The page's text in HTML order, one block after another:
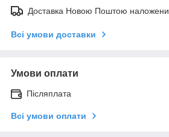
Доставка Новою Поштою
Всі умови доставки
Умови оплати
Післяплата
Всі умови оплати